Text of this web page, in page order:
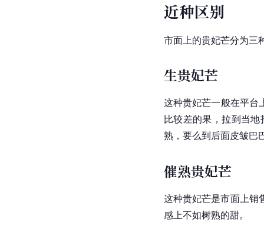
近种区别
市面上的贵妃芒分为三
生贵妃芒
这种贵妃芒一般在平台
比较差的果，拉到当
熟，要么到后面皮皱巴
催熟贵妃芒
这种贵妃芒是市面上销
感上不如树熟的甜。